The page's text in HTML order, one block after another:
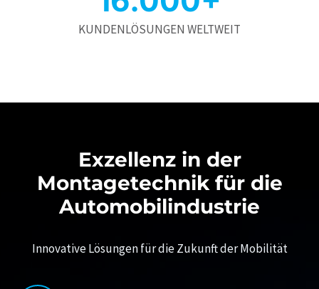
KUNDENLÖSUNGEN WELTWEIT
Exzellenz in der
Montagetechnik für die
Automobilindustrie
Innovative Lösungen für die Zukunft der Mobilität